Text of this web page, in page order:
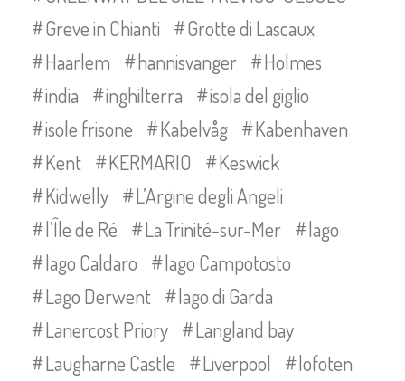
Greve in Chianti
Grotte di Lascaux
Haarlem
hannisvanger
Holmes
india
inghilterra
isola del giglio
isole frisone
Kabelvåg
Kabenhaven
Kent
KERMARIO
Keswick
Kidwelly
L’Argine degli Angeli
l’Île de Ré
La Trinité-sur-Mer
lago
lago Caldaro
lago Campotosto
Lago Derwent
lago di Garda
Lanercost Priory
Langland bay
Laugharne Castle
Liverpool
lofoten